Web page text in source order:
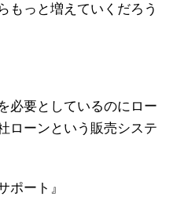
もっと増えていくだろう
必要としているのにロー
ローンという販売システ
ポート』